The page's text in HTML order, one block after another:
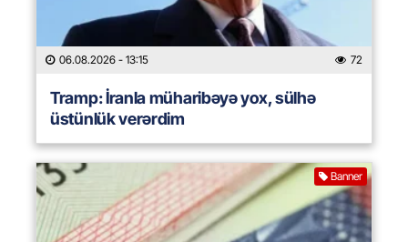
06.08.2026 - 13:15 72
Tramp: İranla müharibəyə yox, sülhə
üstünlük verərdim
Banner